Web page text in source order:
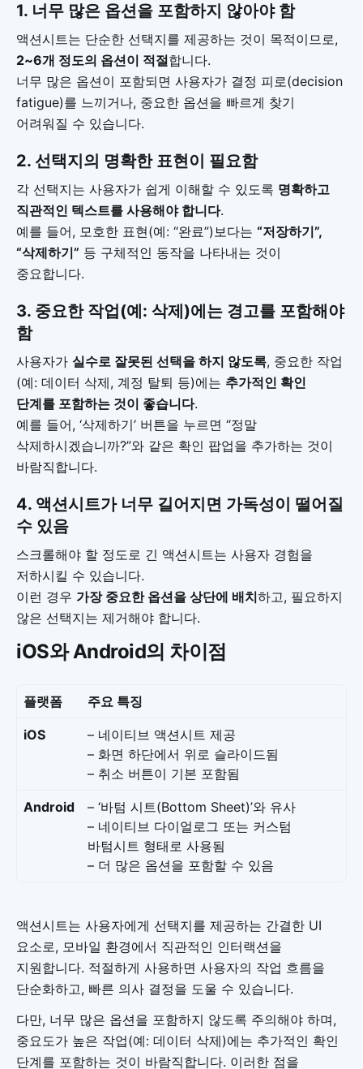
1. 너무 많은 옵션을 포함하지 않아야 함
액션시트는 단순한 선택지를 제공하는 것이 목적이므로,
2~6개 정도의 옵션이 적절합니다.
너무 많은 옵션이 포함되면 사용자가 결정 피로(decision
fatigue)를 느끼거나, 중요한 옵션을 빠르게 찾기
어려워질 수 있습니다.
2. 선택지의 명확한 표현이 필요함
각 선택지는 사용자가 쉽게 이해할 수 있도록 명확하고
직관적인 텍스트를 사용해야 합니다.
예를 들어, 모호한 표현(예: “완료”)보다는 “저장하기”,
“삭제하기” 등 구체적인 동작을 나타내는 것이
중요합니다.
3. 중요한 작업(예: 삭제)에는 경고를 포함해야
함
사용자가 실수로 잘못된 선택을 하지 않도록, 중요한 작업
(예: 데이터 삭제, 계정 탈퇴 등)에는 추가적인 확인
단계를 포함하는 것이 좋습니다.
예를 들어, ‘삭제하기’ 버튼을 누르면 “정말
삭제하시겠습니까?”와 같은 확인 팝업을 추가하는 것이
바람직합니다.
4. 액션시트가 너무 길어지면 가독성이 떨어질
수 있음
스크롤해야 할 정도로 긴 액션시트는 사용자 경험을
저하시킬 수 있습니다.
이런 경우 가장 중요한 옵션을 상단에 배치하고, 필요하지
않은 선택지는 제거해야 합니다.
iOS와 Android의 차이점
플랫폼 주요 특징
iOS
– 네이티브 액션시트 제공
– 화면 하단에서 위로 슬라이드됨
– 취소 버튼이 기본 포함됨
Android
– ‘바텀 시트(Bottom Sheet)’와 유사
– 네이티브 다이얼로그 또는 커스텀
바텀시트 형태로 사용됨
– 더 많은 옵션을 포함할 수 있음
액션시트는 사용자에게 선택지를 제공하는 간결한 UI
요소로, 모바일 환경에서 직관적인 인터랙션을
지원합니다. 적절하게 사용하면 사용자의 작업 흐름을
단순화하고, 빠른 의사 결정을 도울 수 있습니다.
다만, 너무 많은 옵션을 포함하지 않도록 주의해야 하며,
중요도가 높은 작업(예: 데이터 삭제)에는 추가적인 확인
단계를 포함하는 것이 바람직합니다. 이러한 점을